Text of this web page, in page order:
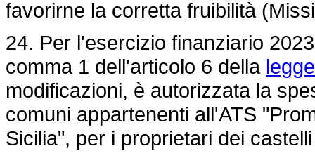
favorirne la corretta fruibilità
24. Per l'esercizio finanziario
comma 1 dell'articolo 6 della
modificazioni, è autorizzata la
comuni appartenenti all'ATS
Sicilia", per i proprietari dei